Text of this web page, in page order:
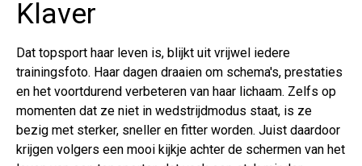
Klaver
Dat topsport haar leven is, blijkt uit vrijwel iedere
trainingsfoto. Haar dagen draaien om schema's, prestaties
en het voortdurend verbeteren van haar lichaam. Zelfs op
momenten dat ze niet in wedstrijdmodus staat, is ze
bezig met sterker, sneller en fitter worden. Juist daardoor
krijgen volgers een mooi kijkje achter de schermen van het